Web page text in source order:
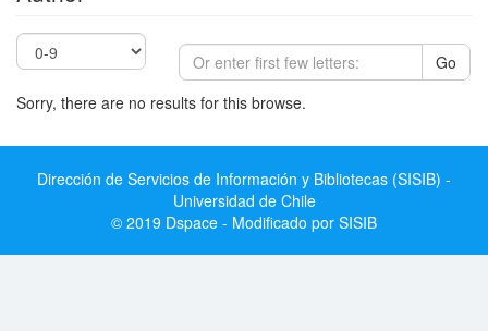
Go
Sorry, there are no results for this browse.
Dirección de Servicios de Información y Bibliotecas (SISIB) -
Universidad de Chile
© 2019 Dspace - Modificado por SISIB